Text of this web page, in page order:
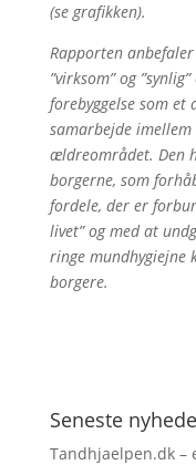
(se grafikken).
Rapporten
”virksom” og
forebyggelse som
samarbejde
ældreområdet. Den
borgerne, som
fordele, der er
livet” og med at
ringe mundhygiejne
borgere.
Seneste
Tandhjaelpen.dk –